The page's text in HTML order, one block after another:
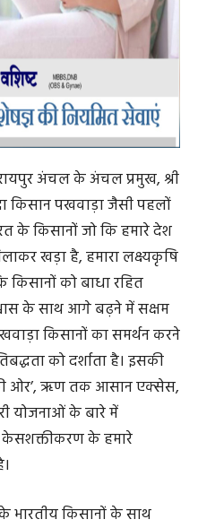
के हमारे
भारतीय किसानों के साथ
कृषि-संबंधी पेशकशों
एवं कृषि क्षेत्र में भारत
212 शाखाएं हैं, जिनमें से 85
कार्ड, स्वर्ण ऋण, ट्रैक्टर
प्रसंस्करण, पॉली हाउस
(एसएचजी) को ऋण आदि,
प्रदाता क्षेत्र रहे हैं।